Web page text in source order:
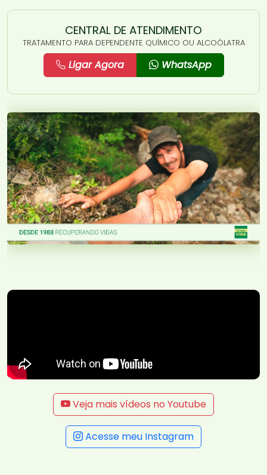
CENTRAL DE ATENDIMENTO
TRATAMENTO PARA DEPENDENTE QUÍMICO OU ALCOÓLATRA
Ligar Agora WhatsApp
Veja mais vídeos no Youtube
Acesse meu Instagram